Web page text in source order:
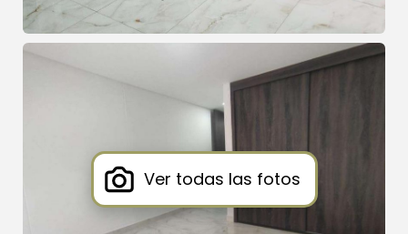
Ver todas las fotos